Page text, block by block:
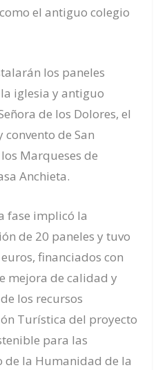
el antiguo colegio
los paneles
iglesia y antiguo
de los Dolores, el
de San
Marqueses de
Anchieta.
fase implicó la
de 20 paneles y tuvo
financiados con
mejora de calidad y
los recursos
Turística del proyecto
para las
de la Humanidad de la